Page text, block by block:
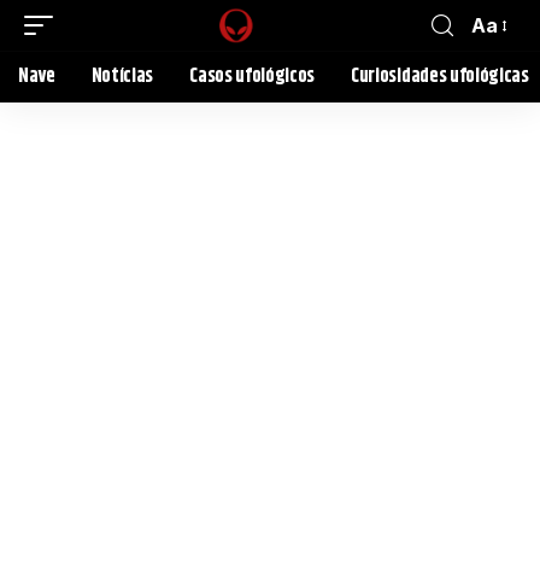
Aa
Nave Notícias Casos ufológicos Curiosidades ufológicas